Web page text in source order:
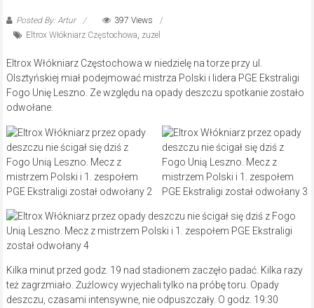
Posted By: Artur
397 Views
Eltrox Włókniarz Częstochowa, zuzel
Eltrox Włókniarz Częstochowa w niedzielę na torze przy ul.
Olsztyńskiej miał podejmować mistrza Polski i lidera PGE Ekstraligi
Fogo Unię Leszno. Ze względu na opady deszczu spotkanie zostało
odwołane.
Kilka minut przed godz. 19 nad stadionem zaczęło padać. Kilka razy
też zagrzmiało. Żużlowcy wyjechali tylko na próbę toru. Opady
deszczu, czasami intensywne, nie odpuszczały. O godz. 19:30